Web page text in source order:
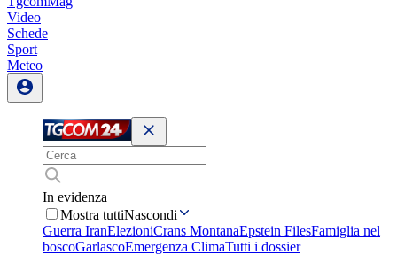
Video
Schede
Sport
Meteo
In evidenza
Mostra tuttiNascondi
Guerra IranElezioniCrans MontanaEpstein FilesFamiglia nel
boscoGarlascoEmergenza ClimaTutti i dossier